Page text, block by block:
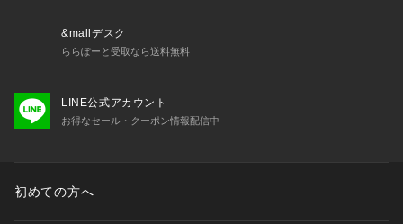
&mallデスク
ららぽーと受取なら送料無料
LINE公式アカウント
お得なセール・クーポン情報配信中
初めての方へ